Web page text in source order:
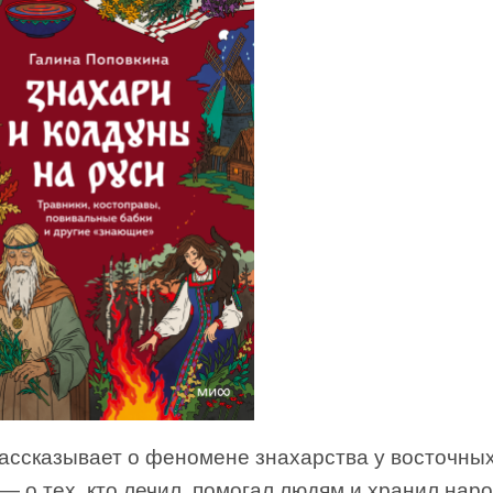
о феномене знахарства у